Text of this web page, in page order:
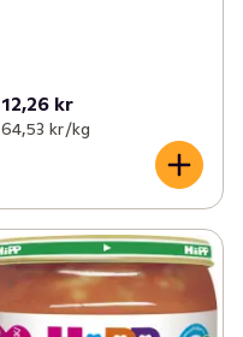
12,26 kr
64,53 kr /kg